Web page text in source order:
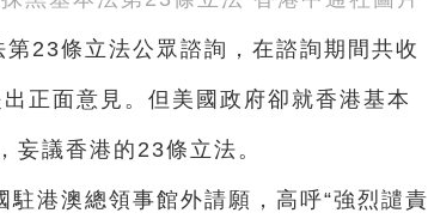
23條立法公眾諮詢，在諮詢期間共收
正面意見。但美國政府卻就香港基本
妄議香港的23條立法。
港澳總領事館外請願，高呼“強烈譴責